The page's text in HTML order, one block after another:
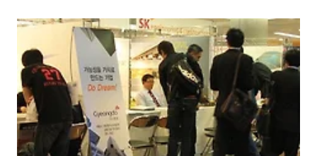
(국제인력본부장 김남일)과 정부의 ‘글로벌리더 10만명 양성사업’의 성공적 수
행을 위한 포괄적 업무제휴에 합의하고, 서울 공덕동 한국산업인력공단 국제인
력본부 회의실에서 양해각서(MOU)를 체결했다고 16일 밝혔다. 제휴에 따라
건설워커는 한국산업인력공단이 운영하는 해외취업알선사이트 월드잡
(www.worldjob.or.kr)에 건축,..